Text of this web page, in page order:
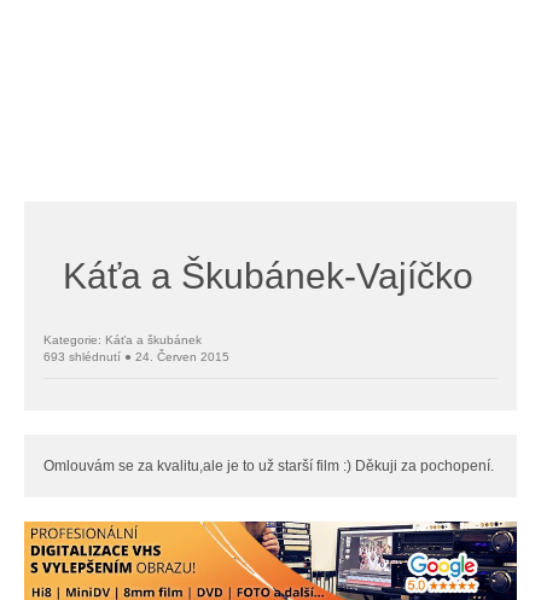
Káťa a Škubánek-Vajíčko
Kategorie: Káťa a škubánek
693 shlédnutí ● 24. Červen 2015
Omlouvám se za kvalitu,ale je to už starší film :) Děkuji za pochopení.